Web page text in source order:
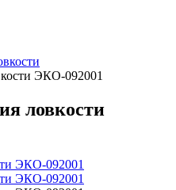
ЭКО-092001
ловкости